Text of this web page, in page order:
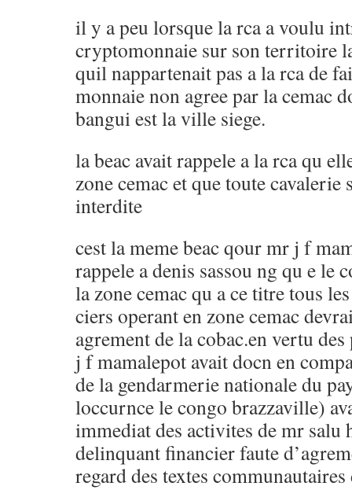
il y a peu lorsque la rca a voulu
cryptomonnaie sur son territoire
quil nappartenait pas a la rca de
monnaie non agree par la cemac
bangui est la ville siege.
la beac avait rappele a la rca qu
zone cemac et que toute
interdite
cest la meme beac qour mr j f
rappele a denis sassou ng qu e le
la zone cemac qu a ce titre tous
ciers operant en zone cemac
agrement de la cobac.en vertu
j f mamalepot avait docn en
de la gendarmerie nationale du
loccurnce le congo brazzaville)
immediat des activites de mr salu
delinquant financier faute
regard des textes communautaires